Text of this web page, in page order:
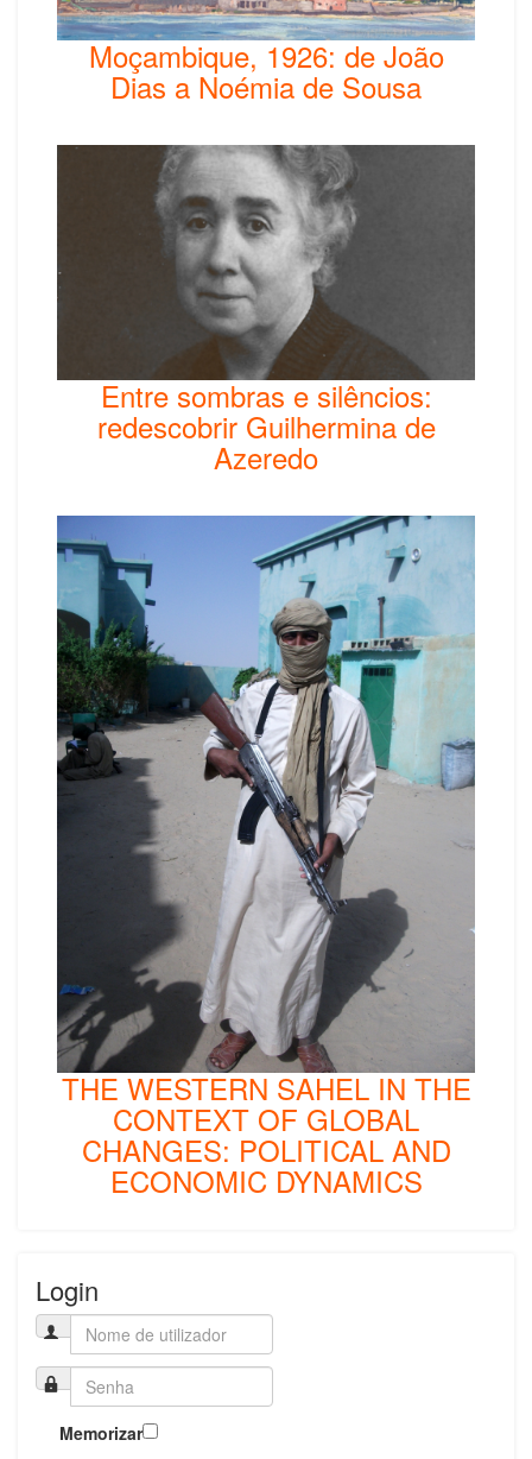
Moçambique, 1926: de João
Dias a Noémia de Sousa
Entre sombras e silêncios:
redescobrir Guilhermina de
Azeredo
THE WESTERN SAHEL IN THE
CONTEXT OF GLOBAL
CHANGES: POLITICAL AND
ECONOMIC DYNAMICS
Login
Memorizar